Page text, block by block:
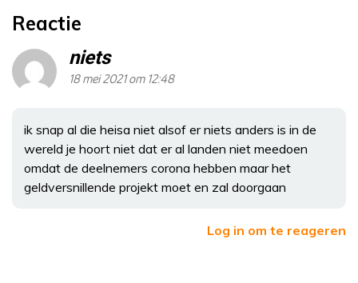
Reactie
niets
18 mei 2021 om 12:48
ik snap al die heisa niet alsof er niets anders is in de
wereld je hoort niet dat er al landen niet meedoen
omdat de deelnemers corona hebben maar het
geldversnillende projekt moet en zal doorgaan
Log in om te reageren